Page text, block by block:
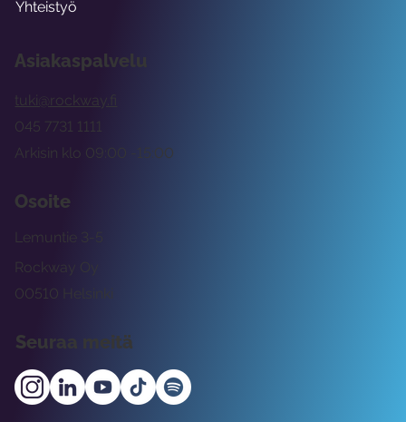
Asiakaspalvelu
tuki@rockway.fi
Arkisin klo 09:00 -15:00
045 7731 1111
Osoite
Rockway Oy
Lemuntie 3-5
00510 Helsinki
Seuraa meitä
Yhteistyö